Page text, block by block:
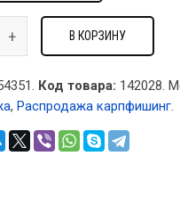
В КОРЗИНУ
Код товара: 142028.
, Распродажа карпфишинг.